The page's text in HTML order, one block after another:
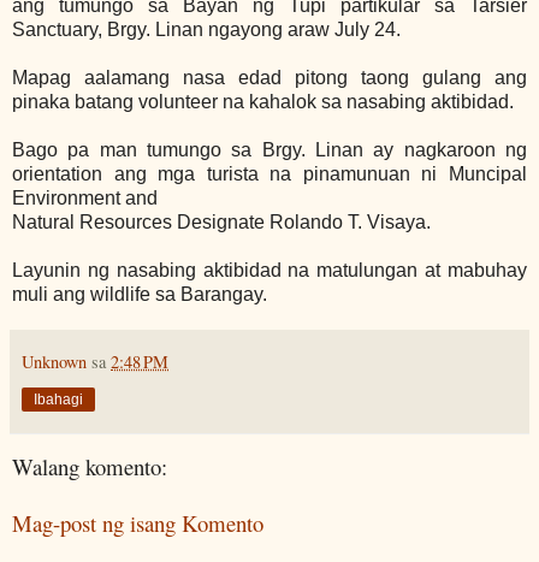
ang tumungo sa Bayan ng Tupi partikular sa Tarsier
Sanctuary, Brgy. Linan ngayong araw July 24.
Mapag aalamang nasa edad pitong taong gulang ang
pinaka batang volunteer na kahalok sa nasabing aktibidad.
Bago pa man tumungo sa Brgy. Linan ay nagkaroon ng
orientation ang mga turista na pinamunuan ni Muncipal
Environment and
Natural Resources Designate Rolando T. Visaya.
Layunin ng nasabing aktibidad na matulungan at mabuhay
muli ang wildlife sa Barangay.
Unknown sa 2:48 PM
Ibahagi
Walang komento:
Mag-post ng isang Komento